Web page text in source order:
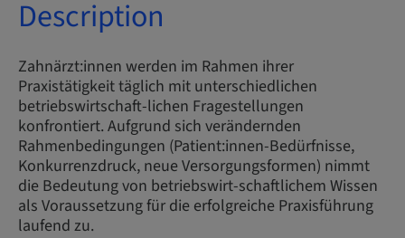
Description
Zahnärzt:innen werden im Rahmen ihrer
Praxistätigkeit täglich mit unterschiedlichen
betriebswirtschaft-lichen Fragestellungen
konfrontiert. Aufgrund sich verändernden
Rahmenbedingungen (Patient:innen-Bedürfnisse,
Konkurrenzdruck, neue Versorgungsformen) nimmt
die Bedeutung von betriebswirt-schaftlichem Wissen
als Voraussetzung für die erfolgreiche Praxisführung
laufend zu.